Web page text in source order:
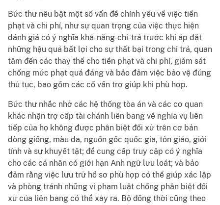
Bức thư nêu bật một số vấn đề chính yếu về việc tiền
phạt và chi phí, như sự quan trọng của việc thực hiện
dánh giá có ý nghĩa khả-năng-chi-trả trước khi áp đặt
những hậu quả bất lợi cho sự thất bại trong chi trả, quan
tâm đến các thay thế cho tiền phạt và chi phí, giám sát
chống mức phạt quá đáng và bảo đảm việc bảo vệ đúng
thủ tục, bao gồm các cố vấn trợ giúp khi phù hợp.
Bức thư nhắc nhở các hệ thống tòa án và các cơ quan
khác nhận trợ cấp tài chánh liên bang về nghĩa vụ liên
tiếp của họ không được phân biệt đối xử trên cơ bản
dòng giống, màu da, nguồn gốc quốc gia, tôn giáo, giới
tính và sự khuyết tật; để cung cấp truy cập có ý nghĩa
cho các cá nhân có giới hạn Anh ngữ lưu loát; và bảo
đảm rằng việc lưu trữ hồ sơ phù hợp có thể giúp xác lập
và phòng tránh những vi phạm luật chống phân biệt đối
xử của liên bang có thể xảy ra. Bộ đồng thời cũng theo